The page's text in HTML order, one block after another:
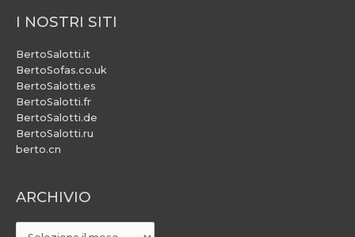
I NOSTRI SITI
BertoSalotti.it
BertoSofas.co.uk
BertoSalotti.es
BertoSalotti.fr
BertoSalotti.de
BertoSalotti.ru
berto.cn
ARCHIVIO
ARCHIVIO